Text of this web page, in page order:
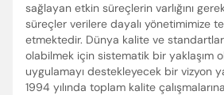
sağlayan etkin süreçlerin varlığını
süreçler verilere dayalı yönetimimize
etmektedir. Dünya kalite ve
olabilmek için sistematik bir yaklaşım
uygulamayı destekleyecek bir vizyon
1994 yılında toplam kalite